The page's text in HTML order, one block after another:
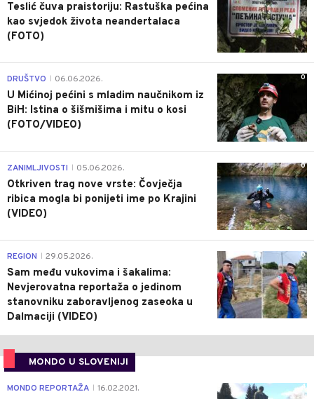
Teslić čuva praistoriju: Rastuška pećina
kao svjedok života neandertalaca
(FOTO)
0
DRUŠTVO 06.06.2026.
U Mićinoj pećini s mladim naučnikom iz
BiH: Istina o šišmišima i mitu o kosi
(FOTO/VIDEO)
0
ZANIMLJIVOSTI 05.06.2026.
Otkriven trag nove vrste: Čovječja
ribica mogla bi ponijeti ime po Krajini
(VIDEO)
0
REGION 29.05.2026.
Sam među vukovima i šakalima:
Nevjerovatna reportaža o jedinom
stanovniku zaboravljenog zaseoka u
Dalmaciji (VIDEO)
MONDO U SLOVENIJI
4
MONDO REPORTAŽA 16.02.2021.